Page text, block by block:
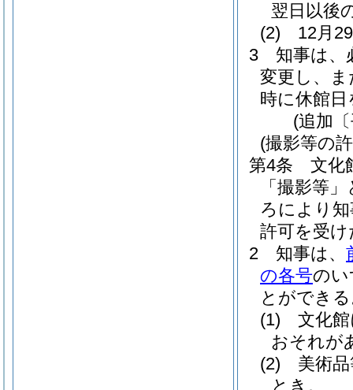
翌日以後
(2)
12月
3
知事は、
変更し、ま
時に休館
(追加
(撮影等の
第4条
文化
「撮影等
ろにより
許可を受
2
知事は、
の各号のい
とができ
(1)
文化
おそれが
(2)
美術
とき。